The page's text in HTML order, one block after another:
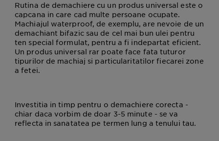
Rutina de demachiere cu un produs universal este o
capcana in care cad multe persoane ocupate.
Machiajul waterproof, de exemplu, are nevoie de un
demachiant bifazic sau de cel mai bun ulei pentru
ten special formulat, pentru a fi indepartat eficient.
Un produs universal rar poate face fata tuturor
tipurilor de machiaj si particularitatilor fiecarei zone
a fetei.
Investitia in timp pentru o demachiere corecta -
chiar daca vorbim de doar 3-5 minute - se va
reflecta in sanatatea pe termen lung a tenului tau.